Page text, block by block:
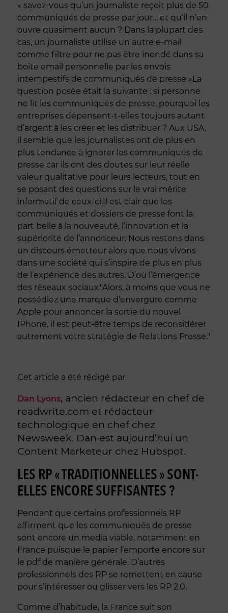
« savez-vous qu’un journaliste reçoit plus de 50
communiqués de presse par jour… et qu’il n’en
ouvre quasiment aucun ? Dans la plupart des
cas, un journaliste utilise un autre e-mail
comme filtre pour ne pas être inondé dans sa
boîte email personnelle par les envois
intempestifs de communiqués de presse »La
question posée était la suivante : si personne
ne lit les communiqués de presse, pourquoi les
entreprises dépensent-t-elles toujours autant
d’argent à les créer et les distribuer ? Aux USA,
il semble que les journalistes ont de plus en
plus tendance à ignorer les communiqués de
presse car ils ont des doutes sur leur réelle
valeur qualitative pour leurs lecteurs, tout en
se posant des questions sur le vrai mérite
informatif de ceux-ci.Il est clair que les
communiqués et dossiers de presse font la
part belle à la nouveauté, l’innovation et la
supériorité de l’annonceur. Nous restons dans
un discours émetteur alors que nous vivons
dans une société qui s’inspire de plus en plus
de l’expérience des autres. D’où l’émergence
des réseaux sociaux."Alors, à moins que vous ne
possédiez une marque d’envergure comme
Apple pour annoncer la sortie du nouvel
IPhone, il est peut-être temps de reconsidérer
autrement votre stratégie de Relations Presse."
Cet article a été rédigé par
Dan Lyons, ancien rédacteur en chef de
readwrite.com et rédacteur
technologique en chef chez
Newsweek. Dan est aujourd'hui un
Content Marketeur chez Hubspot.
LES RP « TRADITIONNELLES » SONT-
ELLES ENCORE SUFFISANTES ?
Pendant que certains professionnels RP
affirment que les communiqués de presse
sont encore un media viable, notamment en
France puisque le papier l’emporte encore sur
le pdf de manière générale. D’autres
professionnels des RP se remettent en cause
pour s’intéresser ou glisser vers les RP 2.0.
Comme d’habitude, la France suit son